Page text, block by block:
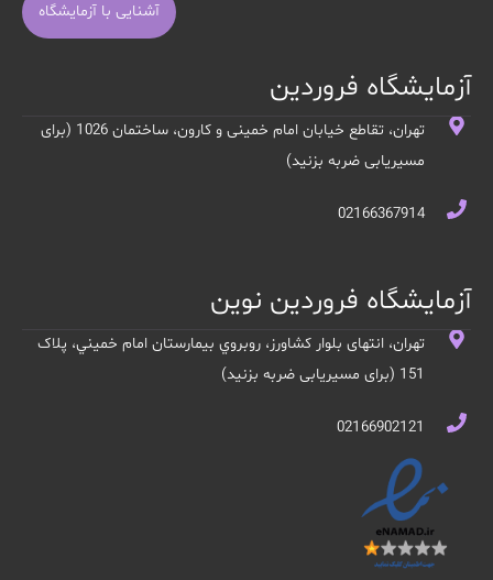
آشنایی با آزمایشگاه
آزمایشگاه فروردین
تهران، تقاطع خیابان امام خمینی و کارون، ساختمان 1026 (برای
مسیریابی ضربه بزنید)
02166367914
آزمایشگاه فروردین نوین
تهران، انتهای بلوار کشاورز، روبروي بيمارستان امام خميني، پلاک
151 (برای مسیریابی ضربه بزنید)
02166902121